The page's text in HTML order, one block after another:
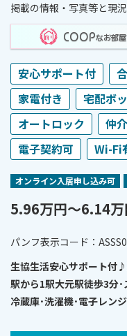
掲載の情報・写真等と現
COOPなお部
安心サポート付
家電付き
宅配ボ
オートロック
仲
電子契約可
Wi-Fi
オンライン⼊居申し込み可
5.96万円〜6.14万
パンフ表⽰コード：
生協生活安心サポート付
駅から1駅大元駅徒歩3分
冷蔵庫･洗濯機･電子レン